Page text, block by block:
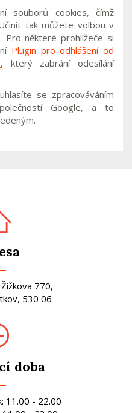
souborů cookies, čímž
tak můžete volbou v
Pro některé prohlížeče si
Plugin pro odhlášení od
, který zabrání odesílání
se zpracováváním
Google, a to
770,
530 06
doba
11.00 - 22.00